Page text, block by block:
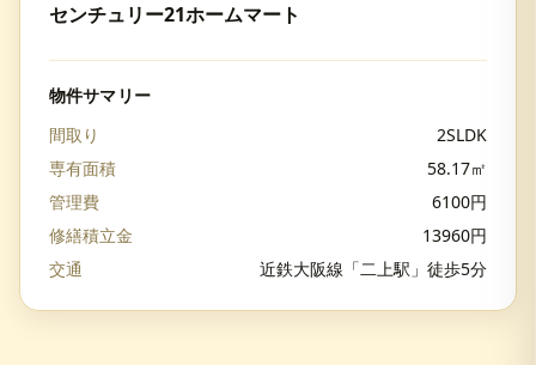
センチュリー21ホームマート
物件サマリー
間取り
2SLDK
専有面積
58.17㎡
管理費
6100円
修繕積立金
13960円
交通
近鉄大阪線「二上駅」徒歩5分